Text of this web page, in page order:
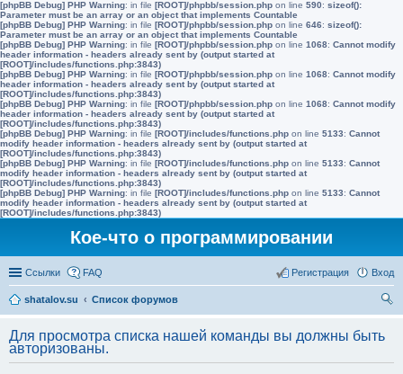
[phpBB Debug] PHP Warning: in file [ROOT]/phpbb/session.php on line 590: sizeof():
Parameter must be an array or an object that implements Countable
[phpBB Debug] PHP Warning: in file [ROOT]/phpbb/session.php on line 646: sizeof():
Parameter must be an array or an object that implements Countable
[phpBB Debug] PHP Warning: in file [ROOT]/phpbb/session.php on line 1068: Cannot modify
header information - headers already sent by (output started at
[ROOT]/includes/functions.php:3843)
[phpBB Debug] PHP Warning: in file [ROOT]/phpbb/session.php on line 1068: Cannot modify
header information - headers already sent by (output started at
[ROOT]/includes/functions.php:3843)
[phpBB Debug] PHP Warning: in file [ROOT]/phpbb/session.php on line 1068: Cannot modify
header information - headers already sent by (output started at
[ROOT]/includes/functions.php:3843)
[phpBB Debug] PHP Warning: in file [ROOT]/includes/functions.php on line 5133: Cannot
modify header information - headers already sent by (output started at
[ROOT]/includes/functions.php:3843)
[phpBB Debug] PHP Warning: in file [ROOT]/includes/functions.php on line 5133: Cannot
modify header information - headers already sent by (output started at
[ROOT]/includes/functions.php:3843)
[phpBB Debug] PHP Warning: in file [ROOT]/includes/functions.php on line 5133: Cannot
modify header information - headers already sent by (output started at
[ROOT]/includes/functions.php:3843)
Кое-что о программировании
Ссылки FAQ Вход
Регистрация
shatalov.su
Список форумов
ск
Для просмотра списка нашей команды вы должны быть
авторизованы.